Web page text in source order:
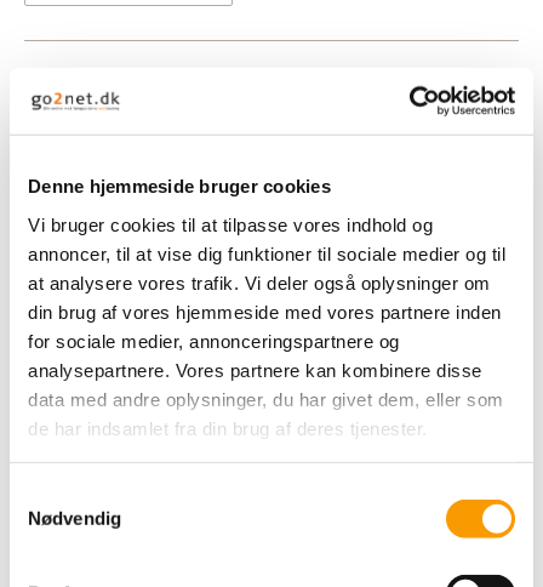
Denne hjemmeside bruger cookies
Vi bruger cookies til at tilpasse vores indhold og
annoncer, til at vise dig funktioner til sociale medier og til
at analysere vores trafik. Vi deler også oplysninger om
din brug af vores hjemmeside med vores partnere inden
for sociale medier, annonceringspartnere og
analysepartnere. Vores partnere kan kombinere disse
data med andre oplysninger, du har givet dem, eller som
de har indsamlet fra din brug af deres tjenester.
Nødvendig
28-05-2024 - 09:38
...Læs mere
Herning 2024 – post festum: Dressur når det er
allerbedst
09-04-2024 - 09:29
...Læs mere